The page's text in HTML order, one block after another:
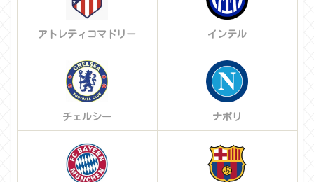
アトレティコマドリー インテル
チェルシー ナポリ